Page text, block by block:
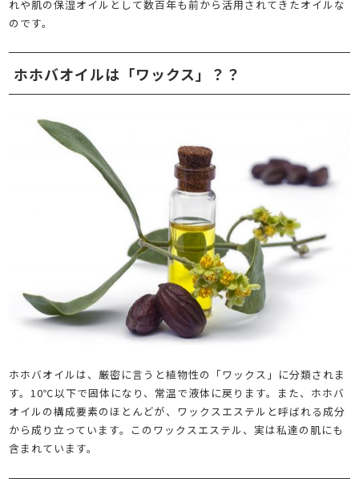
れや肌の保湿オイルとして数百年も前から活用されてきたオイルな
のです。
ホホバオイルは「ワックス」？？
ホホバオイルは、厳密に言うと植物性の「ワックス」に分類されま
す。10℃以下で固体になり、常温で液体に戻ります。また、ホホバ
オイルの構成要素のほとんどが、ワックスエステルと呼ばれる成分
から成り立っています。このワックスエステル、実は私達の肌にも
含まれています。